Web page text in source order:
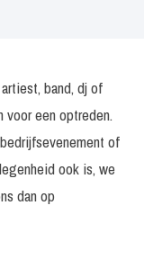
band, dj of
voor een optreden.
of
ook is, we
dan op